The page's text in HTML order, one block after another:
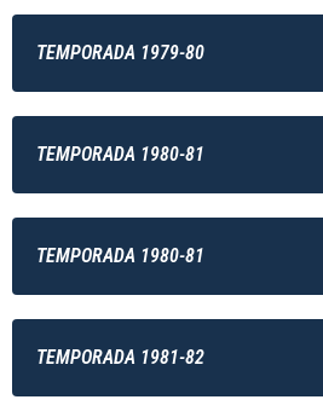
TEMPORADA 1979-80
TEMPORADA 1980-81
TEMPORADA 1980-81
TEMPORADA 1981-82